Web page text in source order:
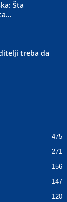
Šta
treba da
475
271
156
147
120